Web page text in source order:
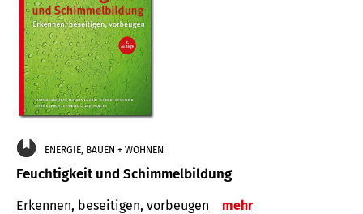
ENERGIE, BAUEN + WOHNEN
Feuchtigkeit und Schimmelbildung
Erkennen, beseitigen, vorbeugen mehr